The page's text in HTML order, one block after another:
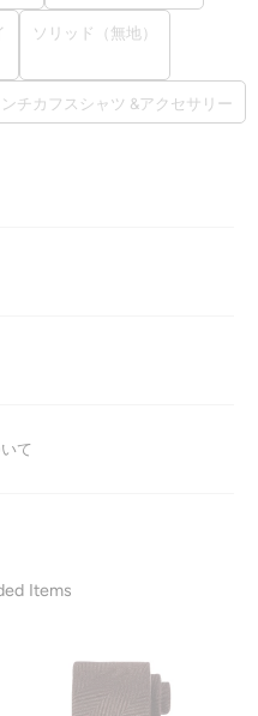
ソリッド（無地）
ンチカフスシャツ &アクセサリー
て
Items